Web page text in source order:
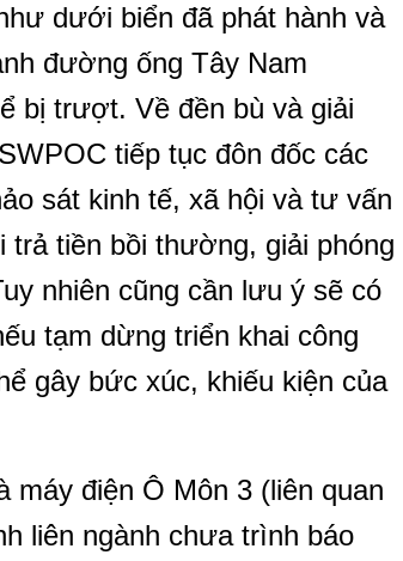
dưới biển đã phát hành và
đường ống Tây Nam
bị trượt. Về đền bù và giải
tiếp tục đôn đốc các
sát kinh tế, xã hội và tư vấn
trả tiền bồi thường, giải phóng
nhiên cũng cần lưu ý sẽ có
tạm dừng triển khai công
gây bức xúc, khiếu kiện của
máy điện Ô Môn 3 (liên quan
liên ngành chưa trình báo